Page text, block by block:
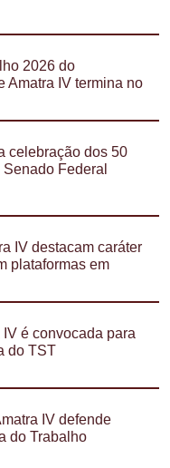
2026 do
Amatra IV termina no
celebração dos 50
Federal
IV destacam caráter
plataformas em
é convocada para
do TST
IV defende
do Trabalho